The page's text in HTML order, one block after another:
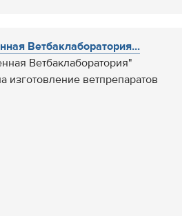
Ветбаклаборатория...
Ветбаклаборатория"
изготовление ветпрепаратов